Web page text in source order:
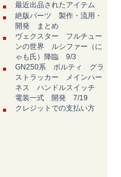
最近出品されたアイテム
絶版パーツ 製作・流用・
開発 まとめ
ヴェクスター フルチュー
ンの世界 ルシファー（に
ゃも氏）降臨 9/3
GN250系 ボルティ グラ
ストラッカー メインハー
ネス ハンドルスイッチ
電装一式 開発 7/19
クレジットでの支払い方